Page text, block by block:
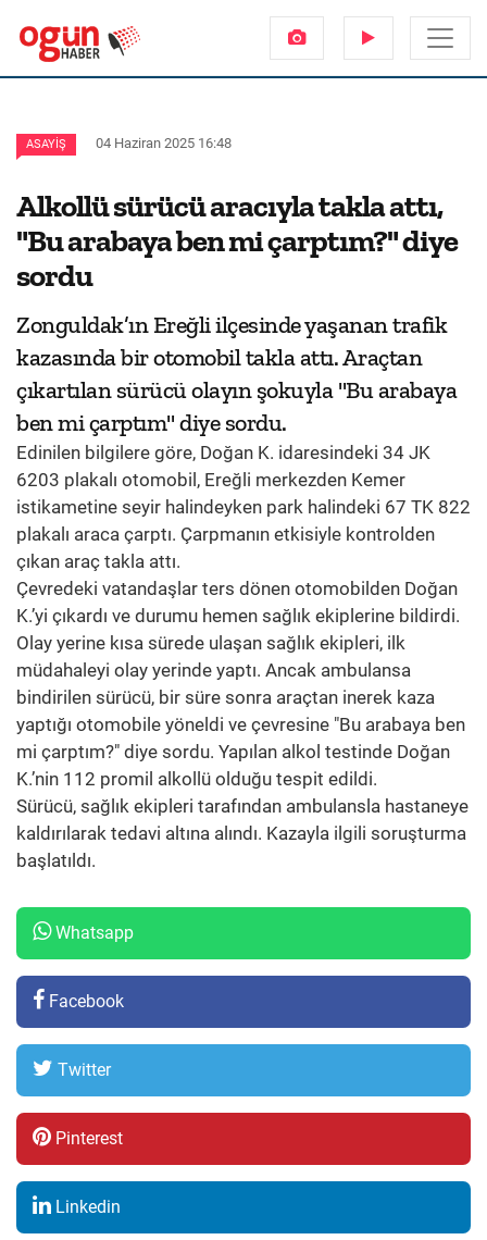
ASAYIŞ 04 Haziran 2025 16:48
Alkollü sürücü aracıyla takla attı,
"Bu arabaya ben mi çarptım?" diye
sordu
Zonguldak’ın Ereğli ilçesinde yaşanan trafik
kazasında bir otomobil takla attı. Araçtan
çıkartılan sürücü olayın şokuyla "Bu arabaya
ben mi çarptım" diye sordu.
Edinilen bilgilere göre, Doğan K. idaresindeki 34 JK
6203 plakalı otomobil, Ereğli merkezden Kemer
istikametine seyir halindeyken park halindeki 67 TK 822
plakalı araca çarptı. Çarpmanın etkisiyle kontrolden
çıkan araç takla attı.
Çevredeki vatandaşlar ters dönen otomobilden Doğan
K.’yi çıkardı ve durumu hemen sağlık ekiplerine bildirdi.
Olay yerine kısa sürede ulaşan sağlık ekipleri, ilk
müdahaleyi olay yerinde yaptı. Ancak ambulansa
bindirilen sürücü, bir süre sonra araçtan inerek kaza
yaptığı otomobile yöneldi ve çevresine "Bu arabaya ben
mi çarptım?" diye sordu. Yapılan alkol testinde Doğan
K.’nin 112 promil alkollü olduğu tespit edildi.
Sürücü, sağlık ekipleri tarafından ambulansla hastaneye
kaldırılarak tedavi altına alındı. Kazayla ilgili soruşturma
başlatıldı.
Whatsapp
Facebook
Twitter
Pinterest
Linkedin